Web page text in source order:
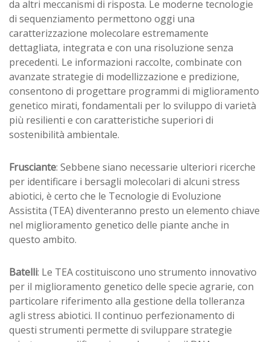
da altri meccanismi di risposta. Le moderne tecnologie
di sequenziamento permettono oggi una
caratterizzazione molecolare estremamente
dettagliata, integrata e con una risoluzione senza
precedenti. Le informazioni raccolte, combinate con
avanzate strategie di modellizzazione e predizione,
consentono di progettare programmi di miglioramento
genetico mirati, fondamentali per lo sviluppo di varietà
più resilienti e con caratteristiche superiori di
sostenibilità ambientale.
Frusciante: Sebbene siano necessarie ulteriori ricerche
per identificare i bersagli molecolari di alcuni stress
abiotici, è certo che le Tecnologie di Evoluzione
Assistita (TEA) diventeranno presto un elemento chiave
nel miglioramento genetico delle piante anche in
questo ambito.
Batelli: Le TEA costituiscono uno strumento innovativo
per il miglioramento genetico delle specie agrarie, con
particolare riferimento alla gestione della tolleranza
agli stress abiotici. Il continuo perfezionamento di
questi strumenti permette di sviluppare strategie